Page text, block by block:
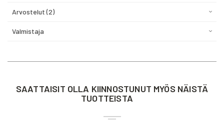
Arvostelut 2
Valmistaja
SAATTAISIT OLLA KIINNOSTUNUT MYÖS NÄISTÄ
TUOTTEISTA